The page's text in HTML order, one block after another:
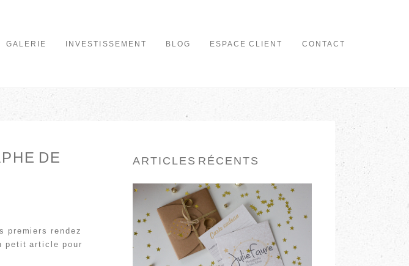
GALERIE INVESTISSEMENT BLOG ESPACE CLIENT CONTACT
DE
premiers rendez
petit article pour
ARTICLES RÉCENTS
CARTE CADEAU
EN LIRE PLUS